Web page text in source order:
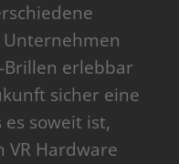
Unternehmen
Brillen erlebbar
sicher eine
es soweit ist,
VR Hardware